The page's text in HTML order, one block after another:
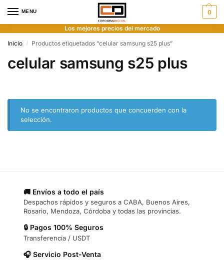
MENU 0
Los mejores precios del mercado
Inicio
/ Productos etiquetados “celular samsung s25 plus”
celular samsung s25 plus
No se encontraron productos que concuerden con la
selección.
🚚 Envíos a todo el país
Despachos rápidos y seguros a CABA, Buenos Aires,
Rosario, Mendoza, Córdoba y todas las provincias.
🔒 Pagos 100% Seguros
Transferencia / USDT
🎧 Servicio Post-Venta